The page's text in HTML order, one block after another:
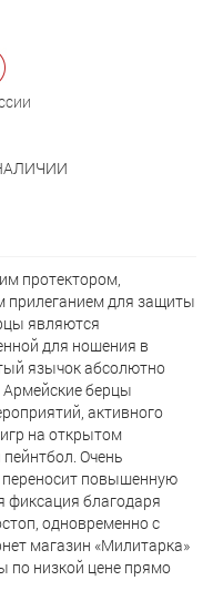
протектором,
прилеганием для защиты
являются
для ношения в
язычок абсолютно
Армейские берцы
активного
на открытом
пейнтбол. Очень
переносит повышенную
фиксация благодаря
одновременно с
магазин «Милитарка»
по низкой цене прямо